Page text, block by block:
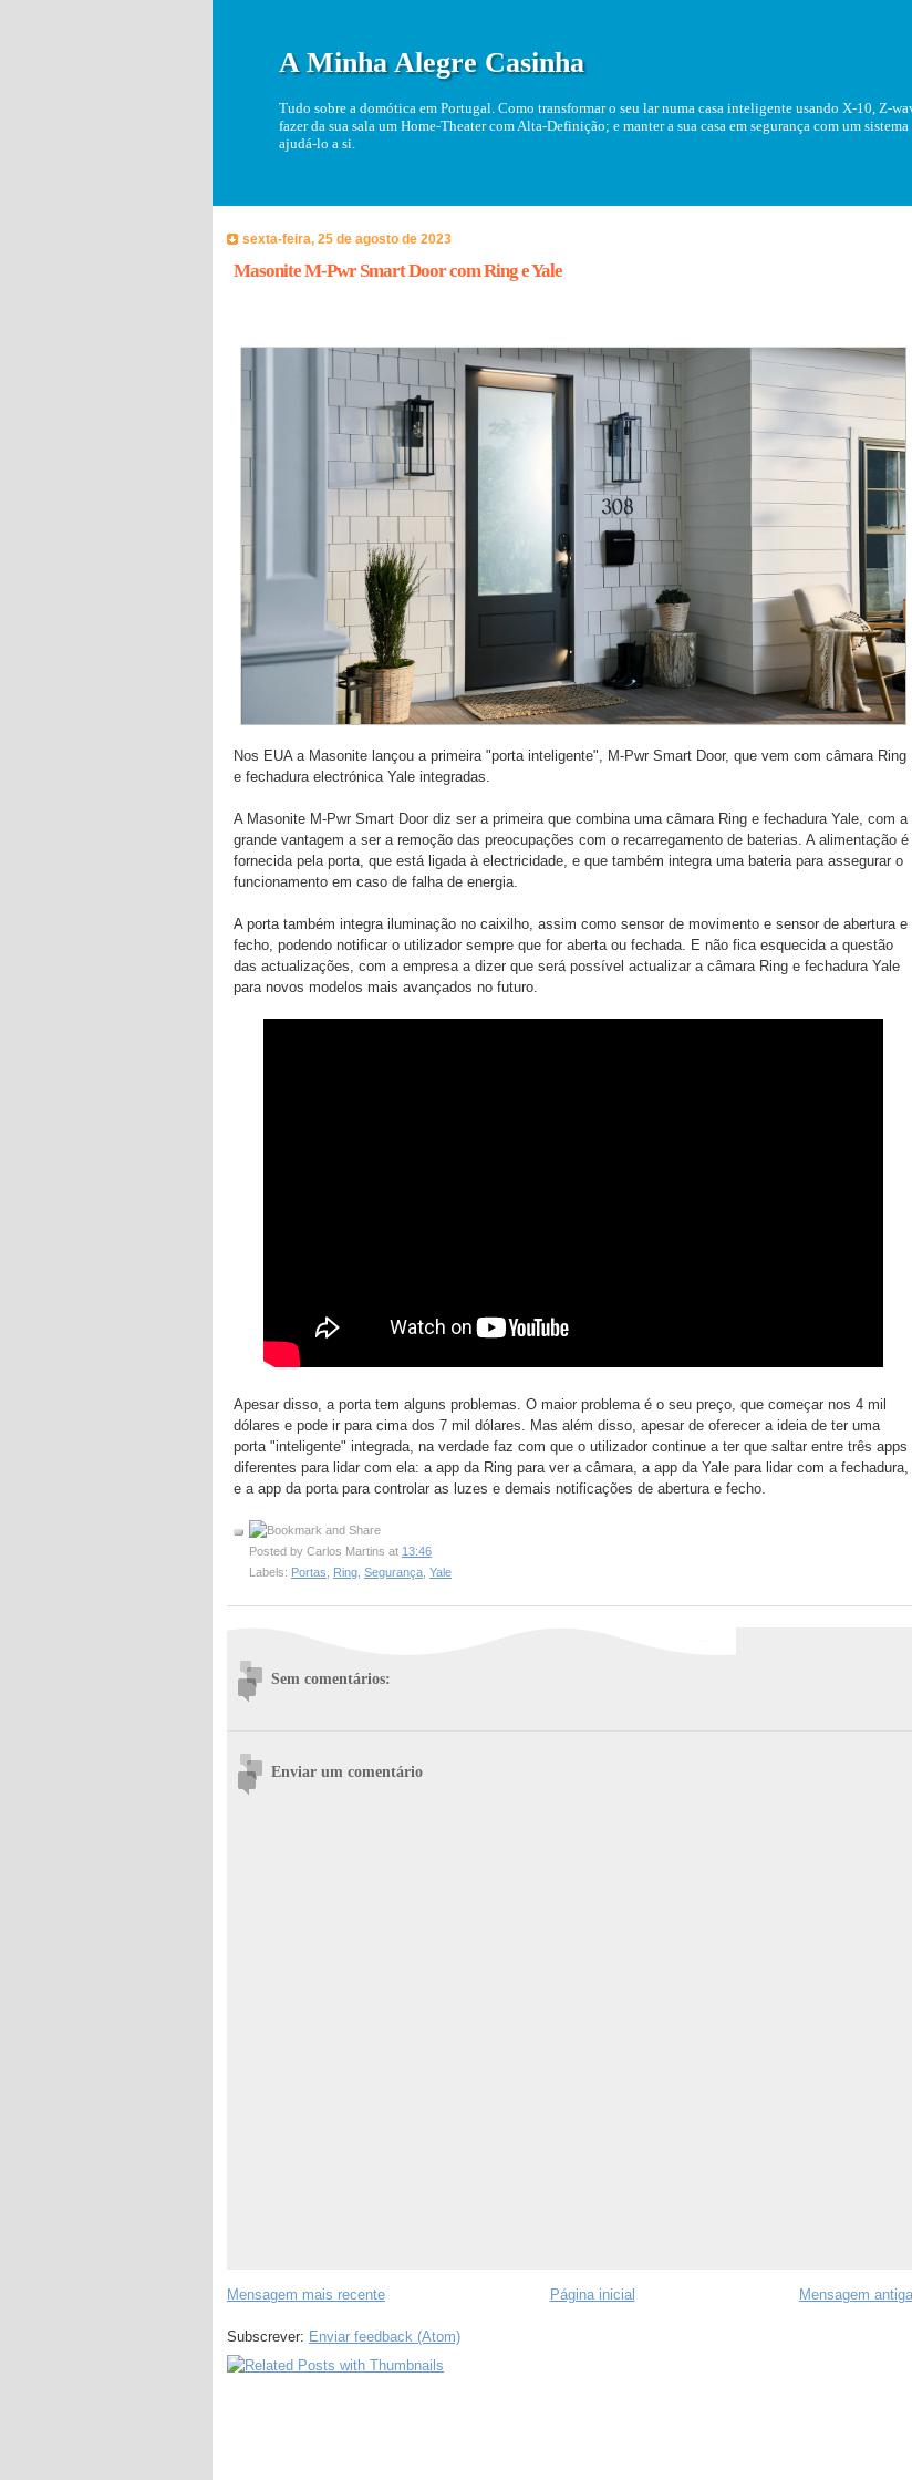
A Minha Alegre Casinha
Tudo sobre a domótica em Portugal. Como transformar o seu lar numa casa inteligente usando X-10, Z-
fazer da sua sala um Home-Theater com Alta-Definição; e manter a sua casa em segurança com um
ajudá-lo a si.
sexta-feira, 25 de agosto de 2023
Masonite M-Pwr Smart Door com Ring e Yale
Nos EUA a Masonite lançou a primeira "porta inteligente", M-Pwr Smart Door, que vem com câmara Ring
e fechadura electrónica Yale integradas.
A Masonite M-Pwr Smart Door diz ser a primeira que combina uma câmara Ring e fechadura Yale, com a
grande vantagem a ser a remoção das preocupações com o recarregamento de baterias. A alimentação é
fornecida pela porta, que está ligada à electricidade, e que também integra uma bateria para assegurar o
funcionamento em caso de falha de energia.
A porta também integra iluminação no caixilho, assim como sensor de movimento e sensor de abertura e
fecho, podendo notificar o utilizador sempre que for aberta ou fechada. E não fica esquecida a questão
das actualizações, com a empresa a dizer que será possível actualizar a câmara Ring e fechadura Yale
para novos modelos mais avançados no futuro.
Apesar disso, a porta tem alguns problemas. O maior problema é o seu preço, que começar nos 4 mil
dólares e pode ir para cima dos 7 mil dólares. Mas além disso, apesar de oferecer a ideia de ter uma
porta "inteligente" integrada, na verdade faz com que o utilizador continue a ter que saltar entre três apps
diferentes para lidar com ela: a app da Ring para ver a câmara, a app da Yale para lidar com a fechadura,
e a app da porta para controlar as luzes e demais notificações de abertura e fecho.
Posted by Carlos Martins at 13:46
Labels: Portas Ring Segurança Yale
Sem comentários:
Enviar um comentário
Mensagem mais recente Mensagem antiga
Página inicial
Subscrever: Enviar feedback (Atom)